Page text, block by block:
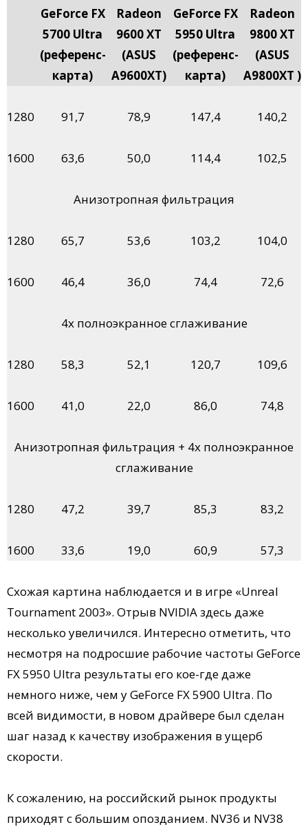
GeForce FX
5700 Ultra
(референс-
карта)
Radeon
9600 XT
(ASUS
A9600XT)
GeForce FX
5950 Ultra
(референс-
карта)
Radeon
9800 XT
(ASUS
A9800XT )
1280 91,7 78,9 147,4 140,2
1600 63,6 50,0 114,4 102,5
Анизотропная фильтрация
1280 65,7 53,6 103,2 104,0
1600 46,4 36,0 74,4 72,6
4х полноэкранное сглаживание
1280 58,3 52,1 120,7 109,6
1600 41,0 22,0 86,0 74,8
Анизотропная фильтрация + 4х полноэкранное
сглаживание
1280 47,2 39,7 85,3 83,2
1600 33,6 19,0 60,9 57,3
Схожая картина наблюдается и в игре «Unreal
Tournament 2003». Отрыв NVIDIA здесь даже
несколько увеличился. Интересно отметить, что
несмотря на подросшие рабочие частоты GeForce
FX 5950 Ultra результаты его кое-где даже
немного ниже, чем у GeForce FX 5900 Ultra. По
всей видимости, в новом драйвере был сделан
шаг назад к качеству изображения в ущерб
скорости.
К сожалению, на российский рынок продукты
приходят с большим опозданием. NV36 и NV38